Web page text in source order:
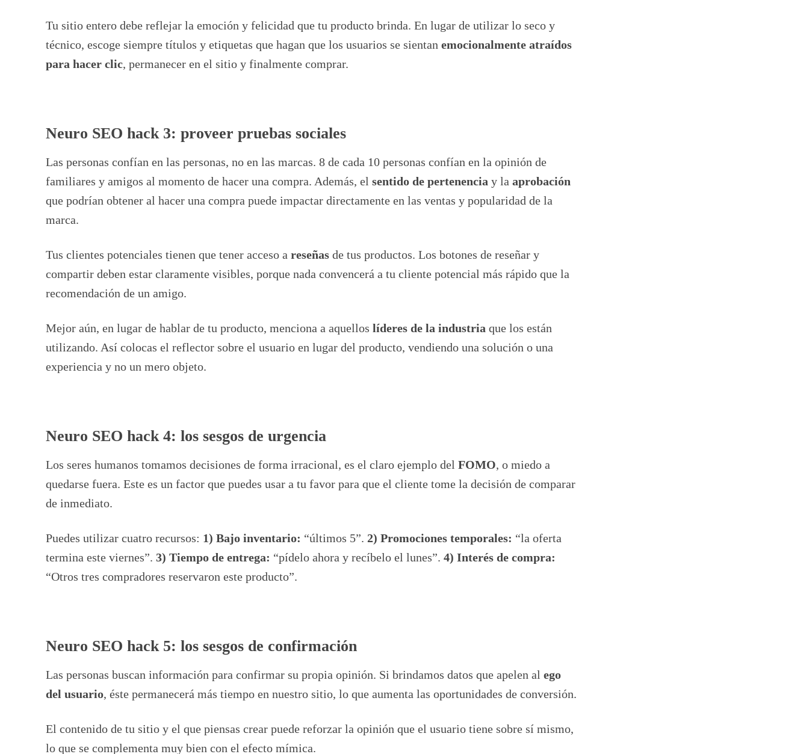
Tu sitio entero debe reflejar la emoción y felicidad que tu producto brinda. En lugar de utilizar lo seco y
técnico, escoge siempre títulos y etiquetas que hagan que los usuarios se sientan emocionalmente atraídos
para hacer clic, permanecer en el sitio y finalmente comprar.
Neuro SEO hack 3: proveer pruebas sociales
Las personas confían en las personas, no en las marcas. 8 de cada 10 personas confían en la opinión de
familiares y amigos al momento de hacer una compra. Además, el sentido de pertenencia y la aprobación
que podrían obtener al hacer una compra puede impactar directamente en las ventas y popularidad de la
marca.
Tus clientes potenciales tienen que tener acceso a reseñas de tus productos. Los botones de reseñar y
compartir deben estar claramente visibles, porque nada convencerá a tu cliente potencial más rápido que la
recomendación de un amigo.
Mejor aún, en lugar de hablar de tu producto, menciona a aquellos líderes de la industria que los están
utilizando. Así colocas el reflector sobre el usuario en lugar del producto, vendiendo una solución o una
experiencia y no un mero objeto.
Neuro SEO hack 4: los sesgos de urgencia
Los seres humanos tomamos decisiones de forma irracional, es el claro ejemplo del FOMO, o miedo a
quedarse fuera. Este es un factor que puedes usar a tu favor para que el cliente tome la decisión de comparar
de inmediato.
Puedes utilizar cuatro recursos: 1) Bajo inventario: “últimos 5”. 2) Promociones temporales: “la oferta
termina este viernes”. 3) Tiempo de entrega: “pídelo ahora y recíbelo el lunes”. 4) Interés de compra:
“Otros tres compradores reservaron este producto”.
Neuro SEO hack 5: los sesgos de confirmación
Las personas buscan información para confirmar su propia opinión. Si brindamos datos que apelen al ego
del usuario, éste permanecerá más tiempo en nuestro sitio, lo que aumenta las oportunidades de conversión.
El contenido de tu sitio y el que piensas crear puede reforzar la opinión que el usuario tiene sobre sí mismo,
lo que se complementa muy bien con el efecto mímica.